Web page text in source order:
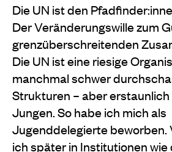
Die UN ist den
Der Veränderungswille zum
grenzüberschreitenden
Die UN ist eine riesige
manchmal schwer
Strukturen – aber
Jungen. So habe ich mich als
Jugenddelegierte beworben.
ich später in Institutionen